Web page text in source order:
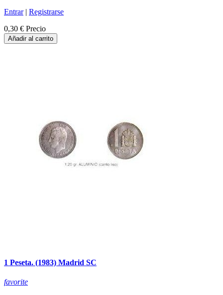
Entrar| Registrarse
0,30 € Precio
Añadir al carrito
1 Peseta. (1983) Madrid SC
favorite